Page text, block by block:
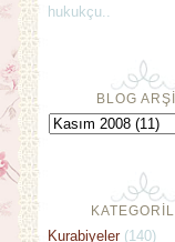
hukukçu..
BLOG
Kurabiyeler (140)